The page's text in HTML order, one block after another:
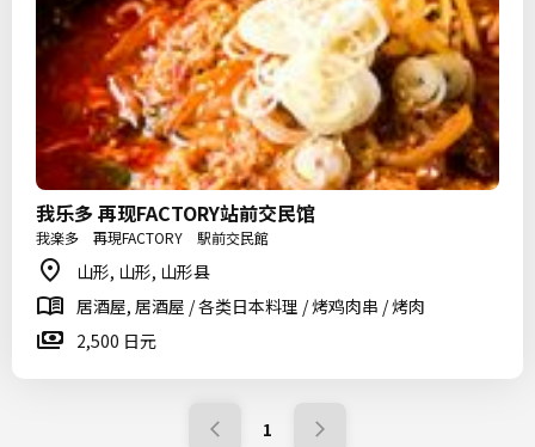
我乐多 再现FACTORY站前交民馆
我楽多 再現FACTORY 駅前交民館
山形, 山形, 山形县
居酒屋, 居酒屋 / 各类日本料理 / 烤鸡肉串 / 烤肉
2,500 日元
1